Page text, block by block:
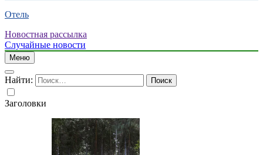
Отель
Новостная рассылка
Случайные новости
Меню
Найти:
Заголовки